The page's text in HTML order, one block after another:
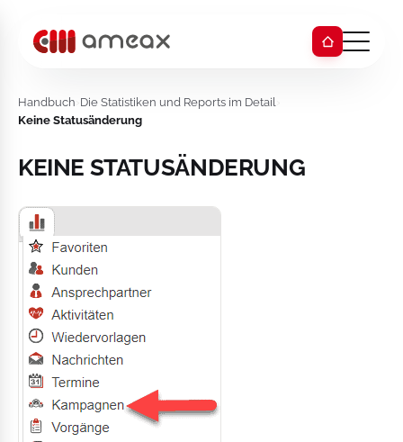
Handbuch ›Die Statistiken und Reports im Detail ›
Keine Statusänderung
KEINE STATUSÄNDERUNG